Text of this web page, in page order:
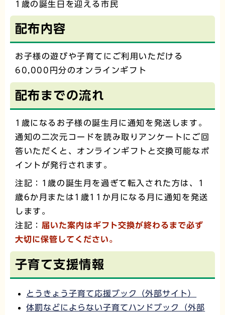
1歳の誕生日を迎える市民
配布内容
お子様の遊びや子育てにご利用いただける
60,000円分のオンラインギフト
配布までの流れ
1歳になるお子様の誕生月に通知を発送します。
通知の二次元コードを読み取りアンケートにご回
答いただくと、オンラインギフトと交換可能なポ
イントが発行されます。
注記：1歳の誕生月を過ぎて転入された方は、1
歳6か月または1歳11か月になる月に通知を発送
します。
注記： 届いた案内はギフト交換が終わるまで必ず
大切に保管してください。
子育て支援情報
とうきょう子育て応援ブック（外部サイト）
体罰などによらない子育てハンドブック（外部